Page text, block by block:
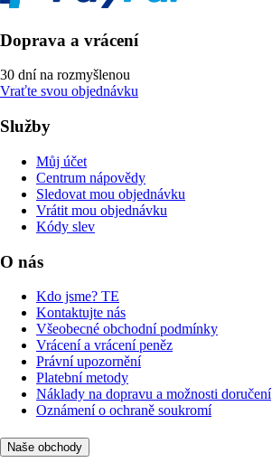
Doprava a vrácení
30 dní na rozmyšlenou
Vraťte svou objednávku
Služby
Můj účet
Centrum nápovědy
Sledovat mou objednávku
Vrátit mou objednávku
Kódy slev
O nás
Kdo jsme? TE
Kontaktujte nás
Všeobecné obchodní podmínky
Vrácení a vrácení peněz
Právní upozornění
Platební metody
Náklady na dopravu a možnosti doručení
Oznámení o ochraně soukromí
Naše obchody